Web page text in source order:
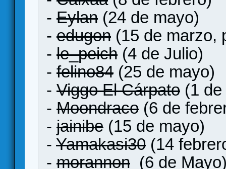
- Eylan (24 de mayo)
- edugon (15 de marzo,
- le_peich (4 de Julio)
- felino84 (25 de mayo)
- Viggo El Cárpato (1
- Moondraco (6 de
- jainibe (15 de mayo)
- Yamakasi30 (14
- morannon (6 de